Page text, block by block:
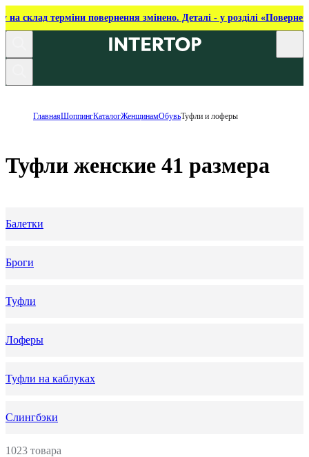
на склад терміни повернення змінено. Деталі - у розділі
ГлавнаяШоппингКаталогЖенщинамОбувьТуфли и лоферы
Туфли женские 41 размера
Балетки
Броги
Туфли
Лоферы
Туфли на каблуках
Слингбэки
1023 товара